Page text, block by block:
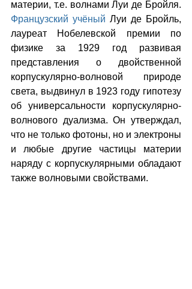
Французский учёный Луи де Бройль,
лауреат Нобелевской премии по
физике за 1929 год развивая
представления о двойственной
корпускулярно-волновой природе
света, выдвинул в 1923 году гипотезу
об универсальности корпускулярно-
волнового дуализма. Он утверждал,
что не только фотоны, но и электроны
и любые другие частицы материи
наряду с корпускулярными обладают
также волновыми свойствами.